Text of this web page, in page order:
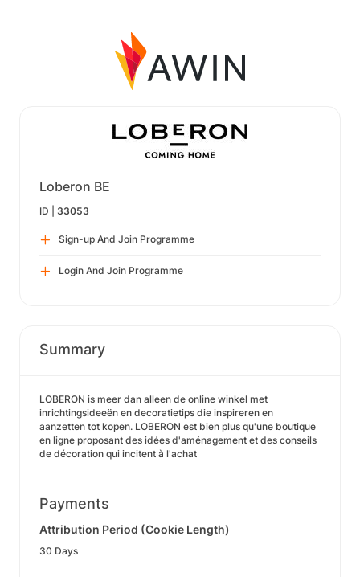
Loberon BE
ID | 33053
Sign-up And Join Programme
Login And Join Programme
Summary
LOBERON is meer dan alleen de online winkel met
inrichtingsideeën en decoratietips die inspireren en
aanzetten tot kopen. LOBERON est bien plus qu'une boutique
en ligne proposant des idées d'aménagement et des conseils
de décoration qui incitent à l'achat
Payments
Attribution Period (Cookie Length)
30 Days